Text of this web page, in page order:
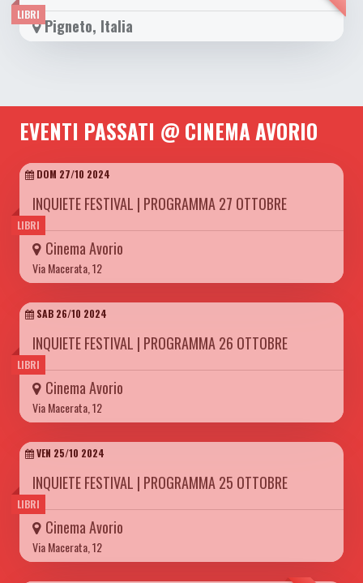
LIBRI
Pigneto, Italia
EVENTI PASSATI @ CINEMA AVORIO
LIBRI
DOM 27/10 2024
INQUIETE FESTIVAL | PROGRAMMA 27 OTTOBRE
Cinema Avorio
Via Macerata, 12
LIBRI
SAB 26/10 2024
INQUIETE FESTIVAL | PROGRAMMA 26 OTTOBRE
Cinema Avorio
Via Macerata, 12
LIBRI
VEN 25/10 2024
INQUIETE FESTIVAL | PROGRAMMA 25 OTTOBRE
Cinema Avorio
Via Macerata, 12